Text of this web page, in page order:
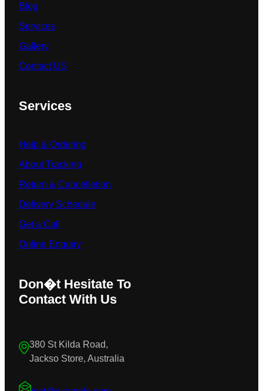
Blog
Services
Gallery
Contact US
Services
Help & Ordering
About Tracking
Return & Cancelletion
Delivery Schedule
Get a Call
Online Enquiry
Don�t Hesitate To
Contact With Us
380 St Kilda Road,
Jackso Store, Australia